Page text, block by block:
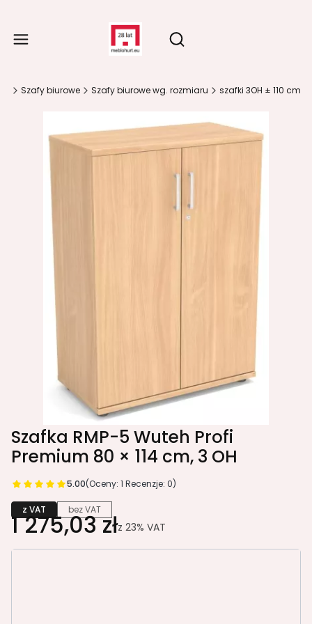
Otwórz wyszukiwarkę
Szafy biurowe Szafy biurowe wg. rozmiaru szafki 3OH ± 110 cm
Szafka RMP-5 Wuteh Profi
Premium 80 × 114 cm, 3 OH
5.00(Oceny: 1 Recenzje: 0)
z VAT bez VAT
1 275,03 złz 23% VAT